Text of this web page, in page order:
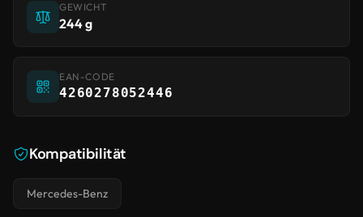
GEWICHT
244 g
EAN-CODE
4260278052446
Kompatibilität
Mercedes-Benz